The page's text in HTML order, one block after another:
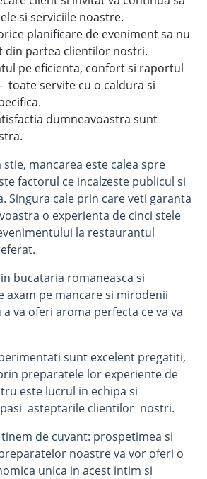
si serviciile noastre.
planificare de eveniment sa nu
din partea clientilor nostri.
pe eficienta, confort si raportul
toate servite cu o caldura si
dumneavoastra sunt
mancarea este calea spre
factorul ce incalzeste publicul si
Singura cale prin care veti garanta
o experienta de cinci stele
la restaurantul
bucataria romaneasca si
axam pe mancare si mirodenii
va oferi aroma perfecta ce va va
sunt excelent pregatiti,
preparatele lor experiente de
este lucrul in echipa si
asteptarile clientilor nostri.
de cuvant: prospetimea si
noastre va vor oferi o
unica in acest intim si